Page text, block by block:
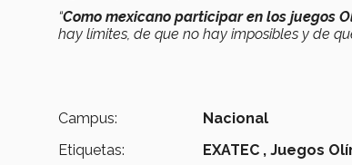
“Como mexicano participar en los juegos
hay límites, de que no hay imposibles y de
Campus:
Nacional
Etiquetas:
EXATEC , Juegos